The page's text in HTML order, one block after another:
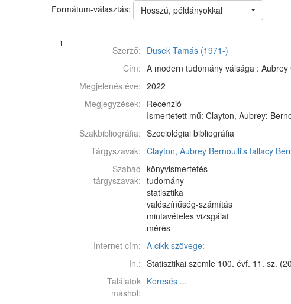
Formátum-választás: Hosszú, példányokkal
1.
Szerző: Dusek Tamás (1971-)
Cím: A modern tudomány válsága :
Megjelenés éve: 2022
Megjegyzések: Recenzió
Ismertetett mű: Clayton, Aubrey:
Szakbibliográfia: Szociológiai bibliográfia
Tárgyszavak: Clayton, Aubrey Bernoulli's fallacy
Szabad
tárgyszavak:
könyvismertetés
tudomány
statisztika
valószínűség-számítás
mintavételes vizsgálat
mérés
Internet cím: A cikk szövege:
In.: Statisztikai szemle 100. évf. 11. sz.
Találatok
máshol:
Keresés ...